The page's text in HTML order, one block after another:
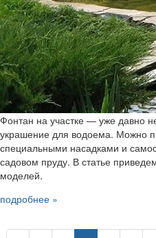
Фонтан на участке — уже давно
украшение для водоема. Можно
специальными насадками и
садовом пруду. В статье
моделей.
подробнее »